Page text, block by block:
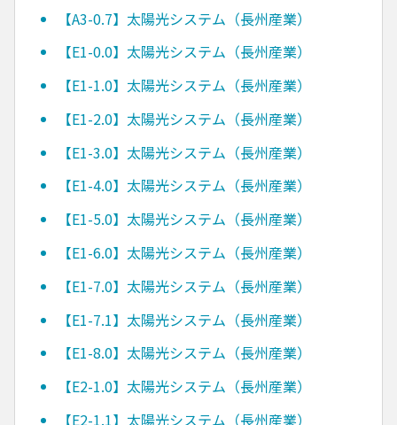
【A3-0.7】太陽光システム（長州産業）
【E1-0.0】太陽光システム（長州産業）
【E1-1.0】太陽光システム（長州産業）
【E1-2.0】太陽光システム（長州産業）
【E1-3.0】太陽光システム（長州産業）
【E1-4.0】太陽光システム（長州産業）
【E1-5.0】太陽光システム（長州産業）
【E1-6.0】太陽光システム（長州産業）
【E1-7.0】太陽光システム（長州産業）
【E1-7.1】太陽光システム（長州産業）
【E1-8.0】太陽光システム（長州産業）
【E2-1.0】太陽光システム（長州産業）
【E2-1.1】太陽光システム（長州産業）